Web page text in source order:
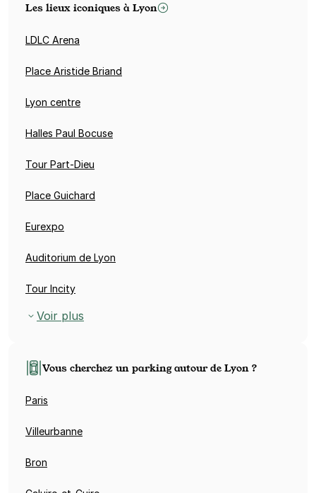
Les lieux iconiques à Lyon
LDLC Arena
Place Aristide Briand
Lyon centre
Halles Paul Bocuse
Tour Part-Dieu
Place Guichard
Eurexpo
Auditorium de Lyon
Tour Incity
Voir plus
Vous cherchez un parking autour de Lyon ?
Paris
Villeurbanne
Bron